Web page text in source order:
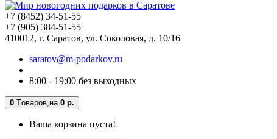
+7 (8452) 34-51-55
+7 (905) 384-51-55
410012, г. Саратов, ул. Соколовая, д. 10/16
saratov@m-podarkov.ru
8:00 - 19:00 без выходных
0 Tоваров, на 0 р.
Ваша корзина пуста!